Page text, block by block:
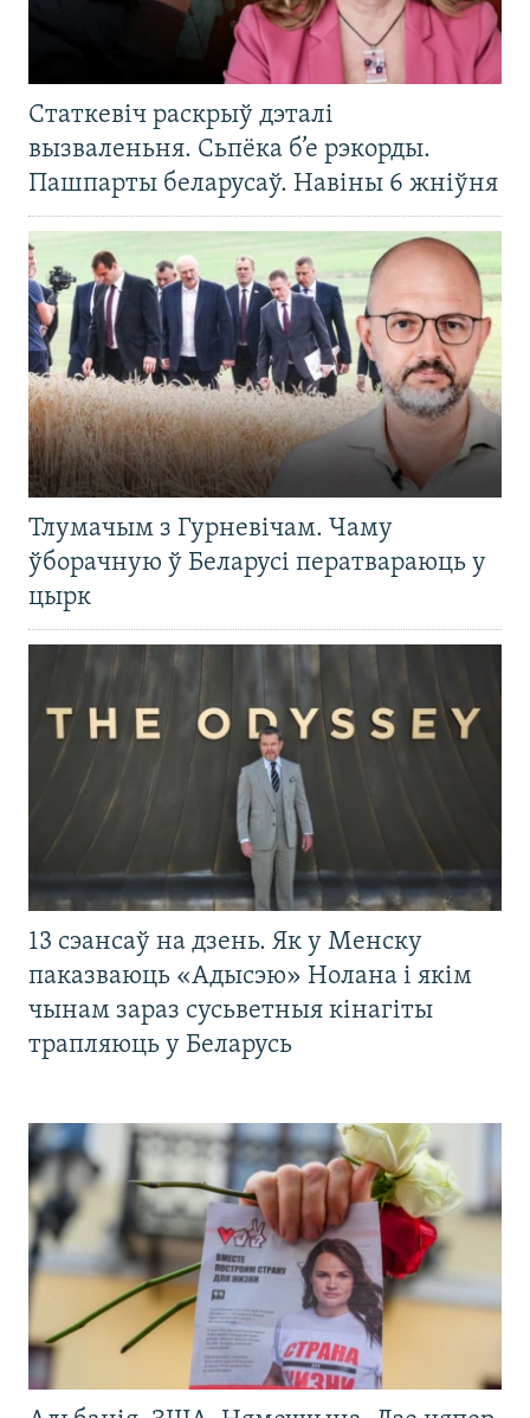
Статкевіч раскрыў дэталі
вызваленьня. Сьпёка б’е рэкорды.
Пашпарты беларусаў. Навіны 6 жніўня
Тлумачым з Гурневічам. Чаму
ўборачную ў Беларусі ператвараюць у
цырк
13 сэансаў на дзень. Як у Менску
паказваюць «Адысэю» Нолана і якім
чынам зараз сусьветныя кінагіты
трапляюць у Беларусь